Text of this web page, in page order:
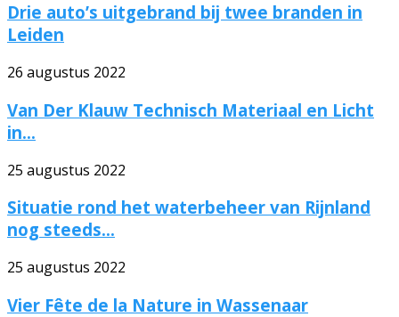
Drie auto’s uitgebrand bij twee branden in
Leiden
26 augustus 2022
Van Der Klauw Technisch Materiaal en Licht
in...
25 augustus 2022
Situatie rond het waterbeheer van Rijnland
nog steeds...
25 augustus 2022
Vier Fête de la Nature in Wassenaar